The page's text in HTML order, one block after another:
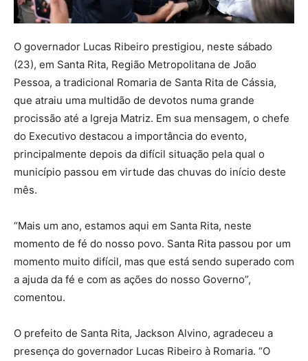
O governador Lucas Ribeiro prestigiou, neste sábado
(23), em Santa Rita, Região Metropolitana de João
Pessoa, a tradicional Romaria de Santa Rita de Cássia,
que atraiu uma multidão de devotos numa grande
procissão até a Igreja Matriz. Em sua mensagem, o chefe
do Executivo destacou a importância do evento,
principalmente depois da difícil situação pela qual o
município passou em virtude das chuvas do início deste
mês.
“Mais um ano, estamos aqui em Santa Rita, neste
momento de fé do nosso povo. Santa Rita passou por um
momento muito difícil, mas que está sendo superado com
a ajuda da fé e com as ações do nosso Governo”,
comentou.
O prefeito de Santa Rita, Jackson Alvino, agradeceu a
presença do governador Lucas Ribeiro à Romaria. “O